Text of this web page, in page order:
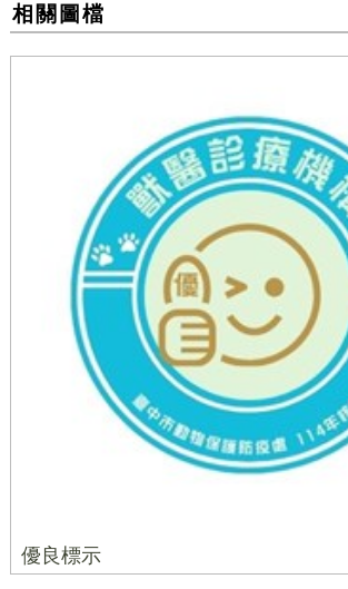
相關圖檔
優良標示